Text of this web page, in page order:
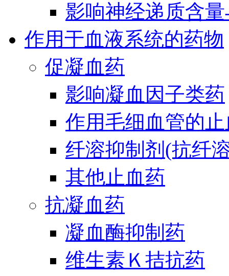
影响神经递质含
作用于血液系统的药物
促凝血药
影响凝血因子类药
作用毛细血管的
纤溶抑制剂(抗纤
其他止血药
抗凝血药
凝血酶抑制药
维生素Ｋ拮抗药